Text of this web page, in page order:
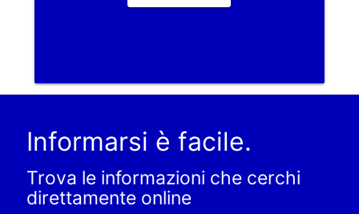
Informarsi è facile.
Trova le informazioni che cerchi
direttamente online